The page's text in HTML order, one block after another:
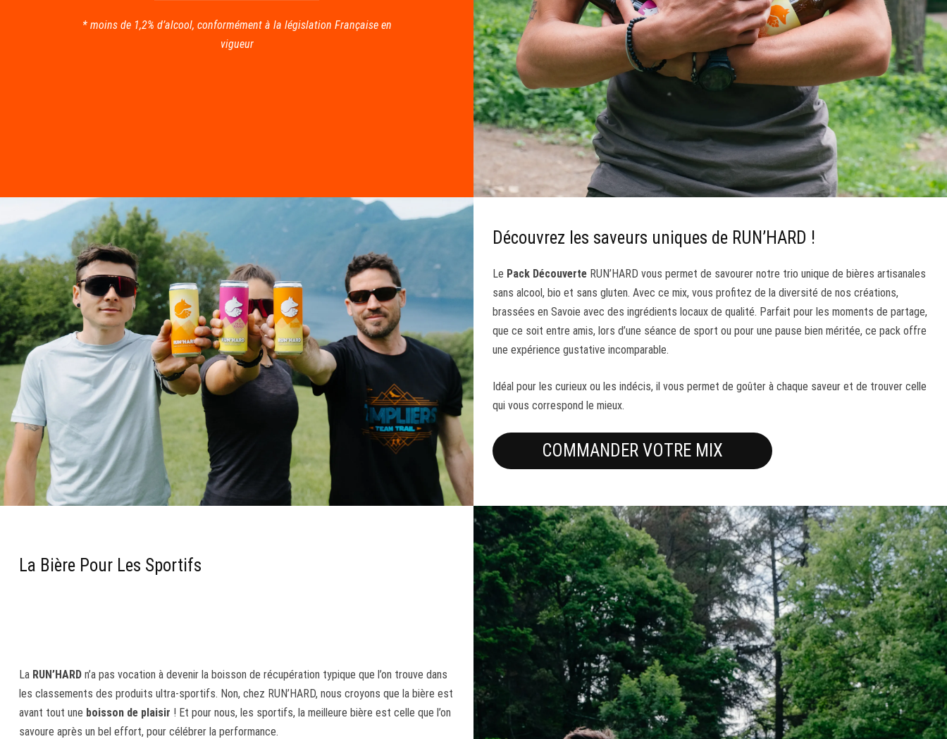
* moins de 1,2% d’alcool, conformément à la législation Française en
vigueur
Découvrez les saveurs uniques de RUN’HARD !
Le Pack DécouverteRUN’HARD vous permet de savourer notre trio unique de bières artisanales
sans alcool, bio et sans gluten. Avec ce mix, vous profitez de la diversité de nos créations,
brassées en Savoie avec des ingrédients locaux de qualité. Parfait pour les moments de partage,
que ce soit entre amis, lors d’une séance de sport ou pour une pause bien méritée, ce pack offre
une expérience gustative incomparable.
Idéal pour les curieux ou les indécis, il vous permet de goûter à chaque saveur et de trouver celle
qui vous correspond le mieux.
COMMANDER VOTRE MIX
La Bière Pour Les Sportifs
La RUN’HARDn’a pas vocation à devenir la boisson de récupération typique que l’on trouve dans
les classements des produits ultra-sportifs. Non, chez RUN’HARD, nous croyons que la bière est
avant tout une boisson de plaisir ! Et pour nous, les sportifs, la meilleure bière est celle que l’on
savoure après un bel effort, pour célébrer la performance.